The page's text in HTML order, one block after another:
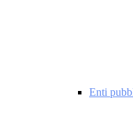
Enti